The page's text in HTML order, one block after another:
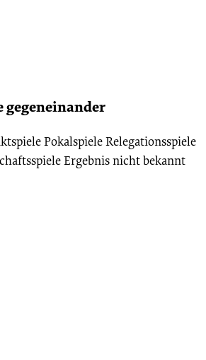
gegeneinander
PokalspieleRelegationsspiele
Ergebnis nicht bekannt